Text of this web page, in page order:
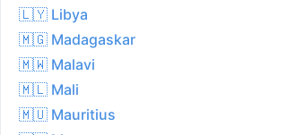
🇱🇾 Libya
🇲🇬 Madagaskar
🇲🇼 Malavi
🇲🇱 Mali
🇲🇺 Mauritius